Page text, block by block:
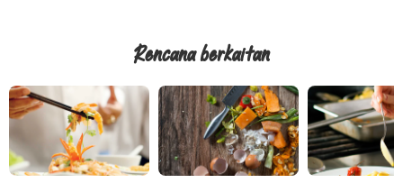
Rencana berkaitan